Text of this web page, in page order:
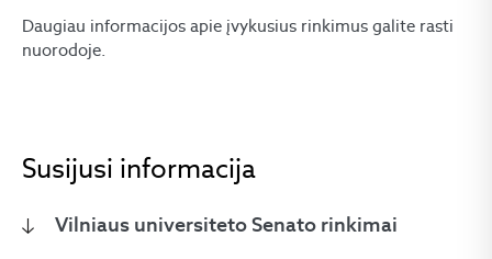
Daugiau informacijos apie įvykusius rinkimus galite rasti
nuorodoje.
Susijusi informacija
Vilniaus universiteto Senato rinkimai